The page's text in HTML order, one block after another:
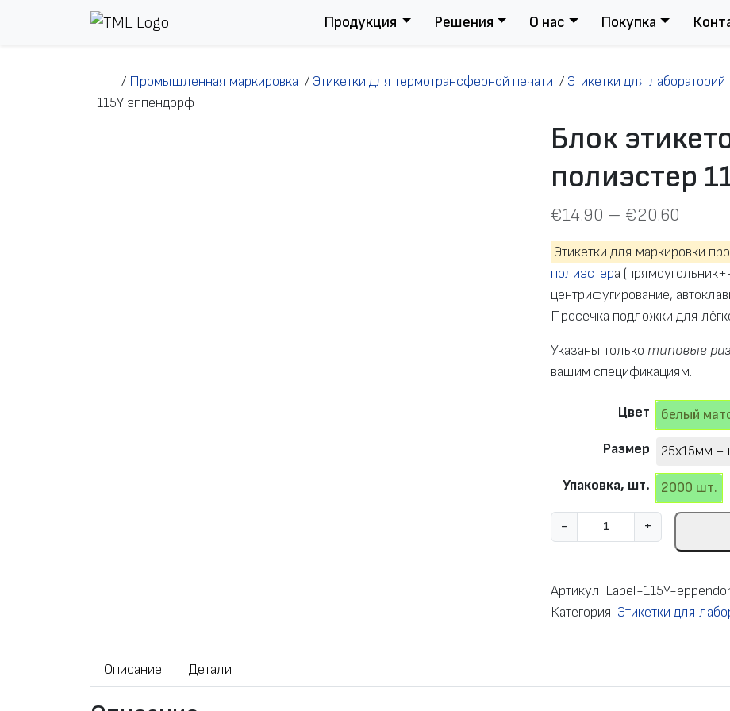
Перейти к содержимому
Продукция Решения О нас Покупка
/ Промышленная маркировка / Этикетки для термотрансферной печати / Этикетки для лабораторий
115Y эппендорф
Блок
полиэстер
€14.90 – €20.60
Этикетки для маркировки
полиэстера
центрифугирование,
Просечка подложки для
Указаны только типовые
вашим спецификациям.
Цвет белый
Размер 25x15мм +
Упаковка, шт. 2000 шт.
-
о
и
ч
+
Артикул: Label-115Y-
Категория: Этикетки для
Описание Детали